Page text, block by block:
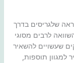
שלגריסים בדרך
לרבים מסוגי
שעשויים להשאיר
למגוון תוספות,